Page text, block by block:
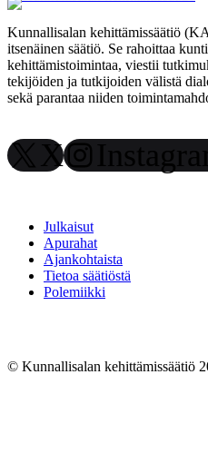
Kunnallisalan kehittämissäätiö
itsenäinen säätiö. Se rahoittaa
kehittämistoimintaa, viestii
tekijöiden ja tutkijoiden välistä
sekä parantaa niiden
X
Julkaisut
Apurahat
Ajankohtaista
Tietoa säätiöstä
Polemiikki
© Kunnallisalan kehittämissäätiö